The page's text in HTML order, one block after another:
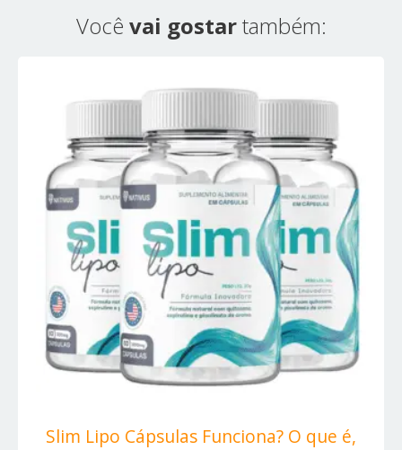
Você vai gostartambém:
Slim Lipo Cápsulas Funciona? O que é,